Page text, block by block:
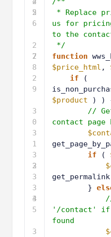
5
2
6
2
7
2
8
2
9
3
0
3
1
3
2
3
3
3
4
3
5
3
* Replace
us for
to the
*/
function
$price_html ,
if
(
$product
) )
//
contact page
if
(
}
'/contact' if
found